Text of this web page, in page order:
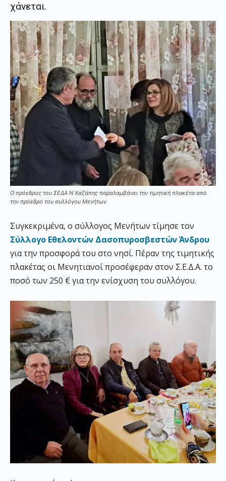
χάνεται.
Ο πρόεδρος του ΣΕΔΑ Ν Χαζάπης παραλαμβάνει την τιμητική πλακέτα από
την πρόεδρο του συλλόγου Μενήτων
Συγκεκριμένα, ο σύλλογος Μενήτων τίμησε τον
Σύλλογο Εθελοντών Δασοπυροσβεστών Άνδρου
για την προσφορά του στο νησί. Πέραν της τιμητικής
πλακέτας οι Μενητιανοί προσέφεραν στον Σ.Ε.Δ.Α. το
ποσό των 250 € για την ενίσχυση του συλλόγου.